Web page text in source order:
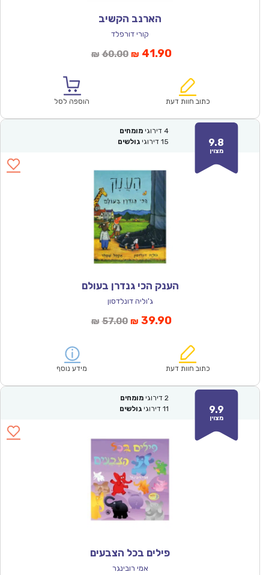
הארנב הקשיב
קורי דורפלד
₪ 60.00המחיר
₪60.00.
₪ 41.90המחיר
הוא:
כתוב חוות דעת הוספה לסל
9.8
מצוין
4 דירוגי מומחים
15 דירוגי גולשים
הענק הכי גנדרן בעולם
ג'וליה דונלדסון
₪ 57.00המחיר
₪57.00.
₪ 39.90המחיר
הוא:
כתוב חוות דעת מידע נוסף
9.9
מצוין
2 דירוגי מומחים
11 דירוגי גולשים
פילים בכל הצבעים
אמי רובינגר